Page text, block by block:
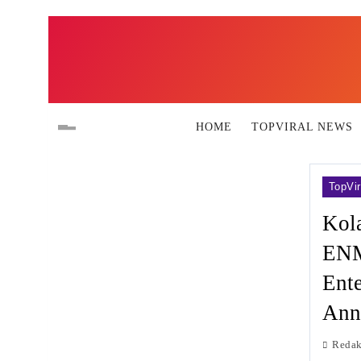
HOME TOPVIRAL NEWS